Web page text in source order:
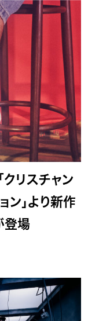
クリスチャン
ン」より新作
登場